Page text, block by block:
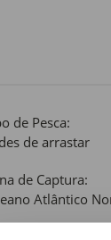
de Pesca:
de arrastar
de Captura:
Atlântico